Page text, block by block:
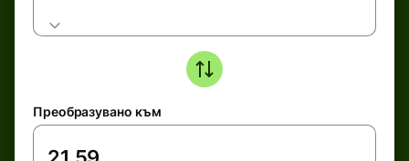
Преобразувано към